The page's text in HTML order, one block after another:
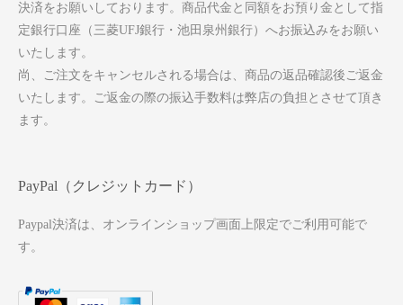
決済をお願いしております。商品代金と同額をお預り金として指
定銀行口座（三菱UFJ銀行・池田泉州銀行）へお振込みをお願い
いたします。
尚、ご注文をキャンセルされる場合は、商品の返品確認後ご返金
いたします。ご返金の際の振込手数料は弊店の負担とさせて頂き
ます。
PayPal（クレジットカード）
Paypal決済は、オンラインショップ画面上限定でご利用可能で
す。